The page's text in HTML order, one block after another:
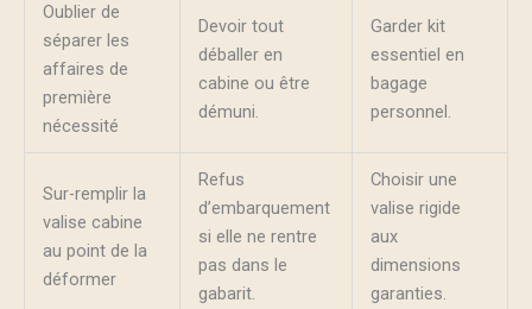
Oublier de
séparer les
affaires de
première
nécessité
Devoir tout
déballer en
cabine ou être
démuni.
Garder kit
essentiel en
bagage
personnel.
Sur-remplir la
valise cabine
au point de la
déformer
Refus
d’embarquement
si elle ne rentre
pas dans le
gabarit.
Choisir une
valise rigide
aux
dimensions
garanties.